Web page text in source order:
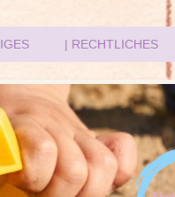
| RECHTLICHES